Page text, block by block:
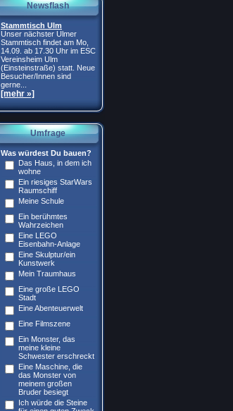
Newsflash
Stammtisch Ulm
Unser nächster Ulmer
Stammtisch findet am Mo,
14.09. ab 17.30 Uhr im ESC
Vereinsheim Ulm
(Einsteinstraße) statt. Neue
Besucher/Innen sind
gerne...
[mehr »]
Umfrage
Was würdest Du bauen?
Das Haus, in dem ich
wohne
Ein riesiges StarWars
Raumschiff
Meine Schule
Ein berühmtes
Wahrzeichen
Eine LEGO
Eisenbahn-Anlage
Eine Skulptur/ein
Kunstwerk
Mein Traumhaus
Eine große LEGO
Stadt
Eine Abenteuerwelt
Eine Filmszene
Ein Monster, das
meine kleine
Schwester erschreckt
Eine Maschine, die
das Monster von
meinem großen
Bruder besiegt
Ich würde die Steine